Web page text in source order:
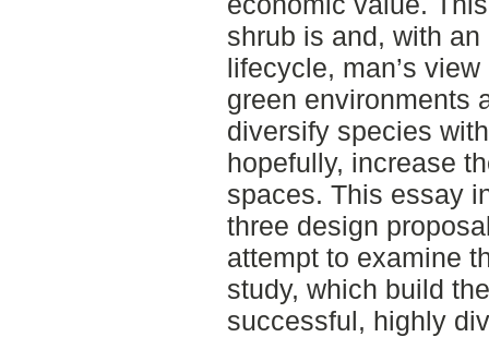
shrub is and, with an
lifecycle, man’s
green environments
diversify species
hopefully, increase
spaces. This essay
three design
attempt to examine
study, which build
successful, highly